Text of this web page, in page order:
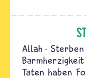
Allah Sterben
Barmherzigkeit
Taten haben